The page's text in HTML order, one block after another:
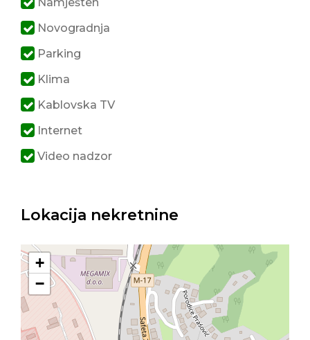
Novogradnja
Parking
Klima
Kablovska TV
Internet
Video nadzor
Lokacija nekretnine
+
−